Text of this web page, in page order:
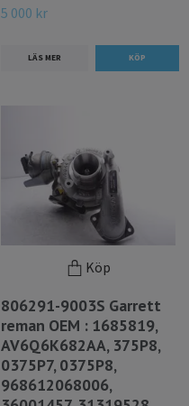
5 000 kr
LÄS MER
Köp
806291-9003S Garrett
reman OEM : 1685819,
AV6Q6K682AA, 375P8,
0375P7, 0375P8,
968612068006,